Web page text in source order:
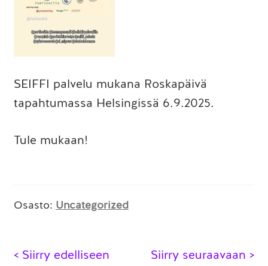
SEIFFI palvelu mukana Roskapäivä
tapahtumassa Helsingissä 6.9.2025.
Tule mukaan!
Osasto: Uncategorized
Artikkelien
< Siirry edelliseen Siirry seuraavaan >